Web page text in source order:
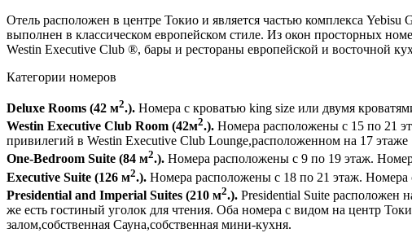
Отель расположен в центре Токио и является частью комплекса
выполнен в классическом европейском стиле. Из окон просторных
Westin Executive Club ®, бары и рестораны европейской и восточной
Категории номеров
Deluxe Rooms (42 м2.). Номера с кроватью king size или двумя
Westin Executive Club Room (42м2.). Номера расположены с 15 по 21
привилегий в Westin Executive Club Lounge,расположенном на 17 этаже
One-Bedroom Suite (84 м2.). Номера расположены с 9 по 19 этаж.
Executive Suite (126 м2.). Номера расположены с 18 по 21 этаж. Номера
Presidential and Imperial Suites (210 м2.). Presidential Suite расположен
же есть гостиный уголок для чтения. Оба номера с видом на центр
залом,собственная Сауна,собственная мини-кухня.